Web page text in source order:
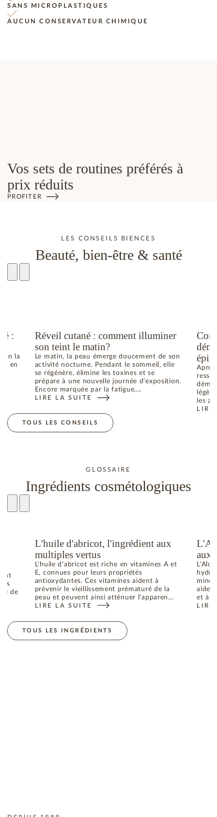
SANS MICROPLASTIQUES
AUCUN CONSERVATEUR CHIMIQUE
Vos sets de routines préférés à
prix réduits
PROFITER
LES CONSEILS BIENCES
Beauté, bien-être & santé
:
la
; en
: COMMENT RETROUVER L’ÉQUILIBRE
Réveil cutané : comment illuminer
son teint le matin?
Le matin, la peau émerge doucement de son
activité nocturne. Pendant le sommeil, elle
se régénère, élimine les toxines et se
prépare à une nouvelle journée d’exposition.
Encore marquée par la fatigue,...
LIRE LA SUITE
: RÉVEIL CUTANÉ : COMMENT ILLUMINER SONles
LIRE
:
TOUS LES CONSEILS
GLOSSAIRE
Ingrédients cosmétologiques
de
L'huile d'abricot, l'ingrédient aux
multiples vertus
L'huile d'abricot est riche en vitamines A et
E, connues pour leurs propriétés
antioxydantes. Ces vitamines aident à
prévenir le vieillissement prématuré de la
peau et peuvent ainsi atténuer l'apparen...
LIRE LA SUITE
: L'HUILE D'ABRICOT, L'INGRÉDIENT AUX
aux
et à
:
TOUS LES INGRÉDIENTS